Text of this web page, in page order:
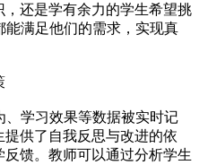
还是学有余力的学生希望挑
满足他们的需求，实现真
学习效果等数据被实时记
供了自我反思与改进的依
馈。教师可以通过分析学生